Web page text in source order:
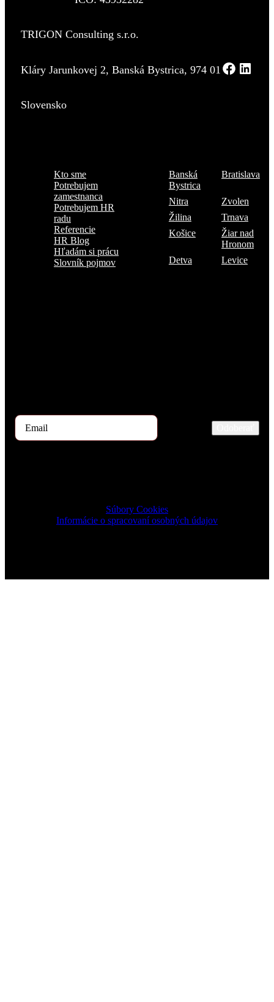
TRIGON Consulting s.r.o.
Kláry Jarunkovej 2, Banská Bystrica, 974 01
Slovensko
Kto sme
Potrebujem
zamestnanca
Potrebujem HR
radu
Referencie
HR Blog
Hľadám si prácu
Slovník pojmov
Banská
Bystrica
Bratislava
Nitra
Zvolen
Žilina
Trnava
Košice
Žiar nad
Hronom
Detva
Levice
Súbory Cookies
Informácie o spracovaní osobných údajov